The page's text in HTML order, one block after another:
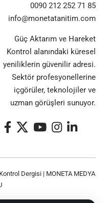
0090 212 252 71 85
info@monetatanitim.com
Güç Aktarım ve Hareket
Kontrol alanındaki küresel
yeniliklerin güvenilir adresi.
Sektör profesyonellerine
içgörüler, teknolojiler ve
uzman görüşleri sunuyor.
Dergisi | MONETA MEDYA